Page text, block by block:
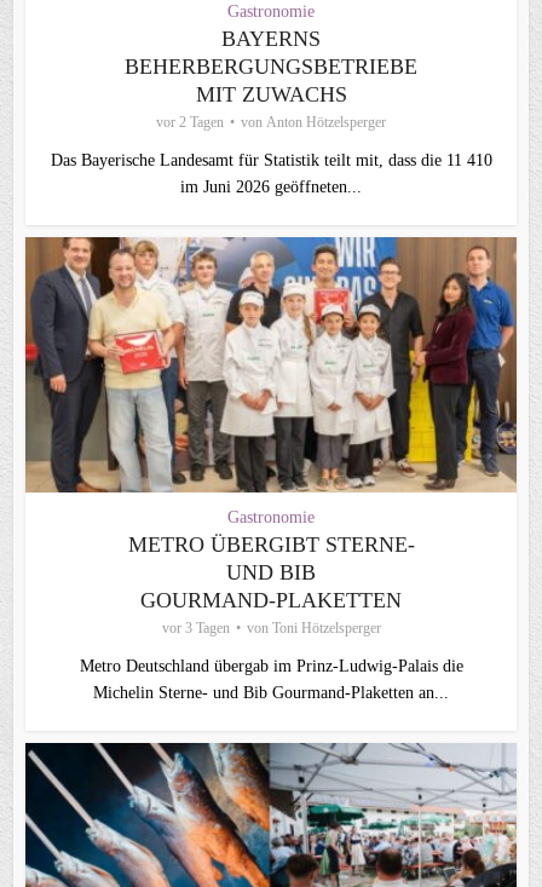
Gastronomie
BAYERNS
BEHERBERGUNGSBETRIEBE
MIT ZUWACHS
vor 2 Tagen von Anton Hötzelsperger
Das Bayerische Landesamt für Statistik teilt mit, dass die 11 410
im Juni 2026 geöffneten...
Gastronomie
METRO ÜBERGIBT STERNE-
UND BIB
GOURMAND‑PLAKETTEN
vor 3 Tagen von Toni Hötzelsperger
Metro Deutschland übergab im Prinz-Ludwig-Palais die
Michelin Sterne- und Bib Gourmand-Plaketten an...